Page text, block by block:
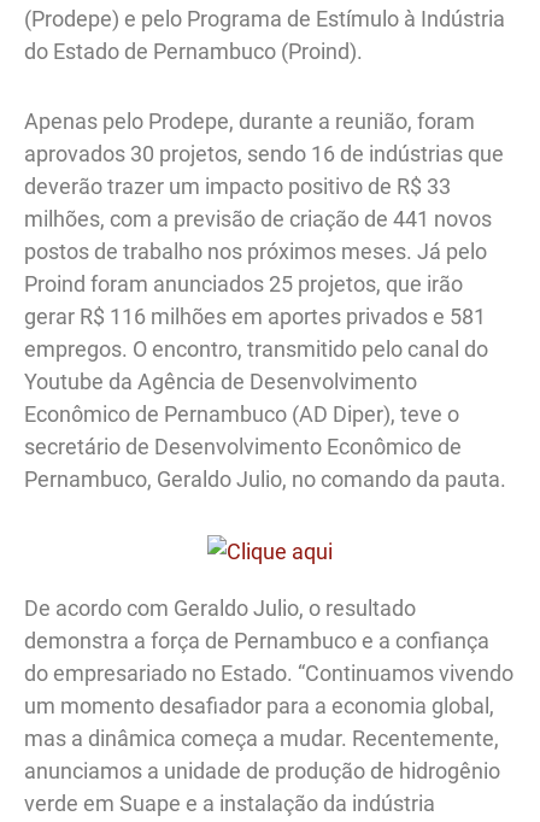
(Prodepe) e pelo Programa de Estímulo à Indústria
do Estado de Pernambuco (Proind).
Apenas pelo Prodepe, durante a reunião, foram
aprovados 30 projetos, sendo 16 de indústrias que
deverão trazer um impacto positivo de R$ 33
milhões, com a previsão de criação de 441 novos
postos de trabalho nos próximos meses. Já pelo
Proind foram anunciados 25 projetos, que irão
gerar R$ 116 milhões em aportes privados e 581
empregos. O encontro, transmitido pelo canal do
Youtube da Agência de Desenvolvimento
Econômico de Pernambuco (AD Diper), teve o
secretário de Desenvolvimento Econômico de
Pernambuco, Geraldo Julio, no comando da pauta.
De acordo com Geraldo Julio, o resultado
demonstra a força de Pernambuco e a confiança
do empresariado no Estado. “Continuamos vivendo
um momento desafiador para a economia global,
mas a dinâmica começa a mudar. Recentemente,
anunciamos a unidade de produção de hidrogênio
verde em Suape e a instalação da indústria